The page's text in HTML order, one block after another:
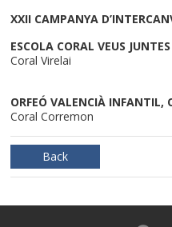
XXII CAMPANYA
ESCOLA CORAL VEUS JUNTES
Coral Virelai
ORFEÓ VALENCIÀ INFANTIL,
Coral Corremon
Back